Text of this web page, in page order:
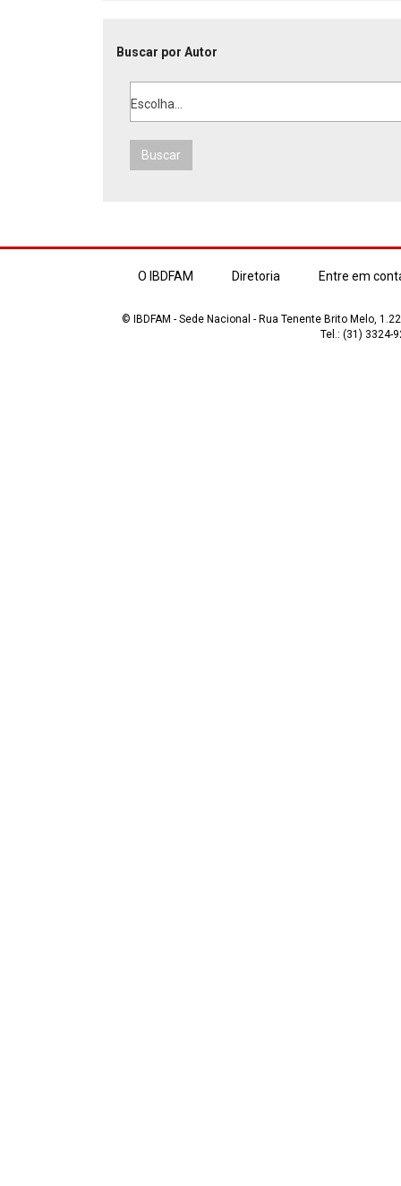
Buscar por Autor
Escolha...
Buscar
O IBDFAM Diretoria Entre em
© IBDFAM - Sede Nacional - Rua Tenente Brito Melo,
Tel.: (31) 3324-